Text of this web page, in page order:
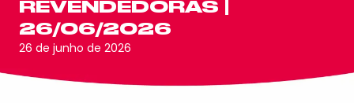
REVENDEDORAS |
26/06/2026
26 de junho de 2026